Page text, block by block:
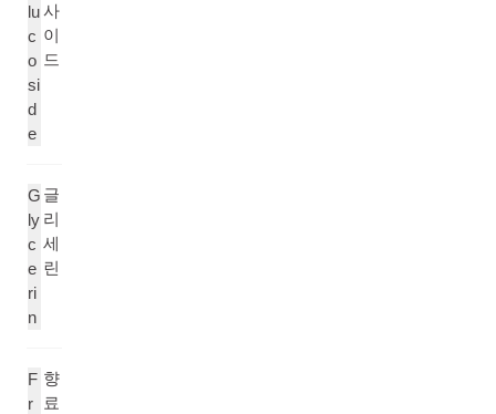
lu
c
o
si
d
e
사
이
드
G
ly
c
e
ri
n
글
리
세
린
F
r
향
료